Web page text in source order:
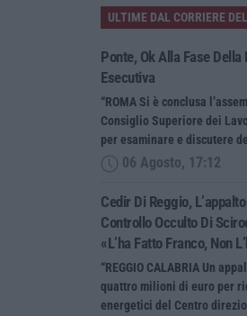
ULTIME DAL CORRIERE
Ponte, Ok Alla Fase
Esecutiva
“ROMA Si è conclusa
Consiglio Superiore dei
per esaminare e discutere
06 Agosto, 17:12
Cedir Di Reggio,
Controllo Occulto Di
«L’ha Fatto Franco, Non
“REGGIO CALABRIA Un
quattro milioni di euro per
energetici del Centro